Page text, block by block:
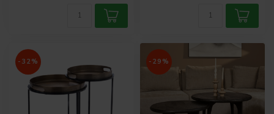
-32% -29%